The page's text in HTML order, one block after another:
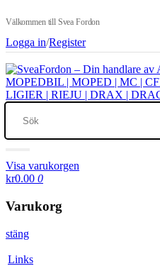
Välkommen till Svea Fordon
Logga in/Register
Visa varukorgen
kr0.00 0
Varukorg
stäng
Links